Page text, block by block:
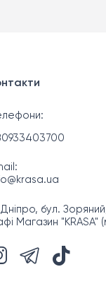
бул.
Магазин "KRASA"